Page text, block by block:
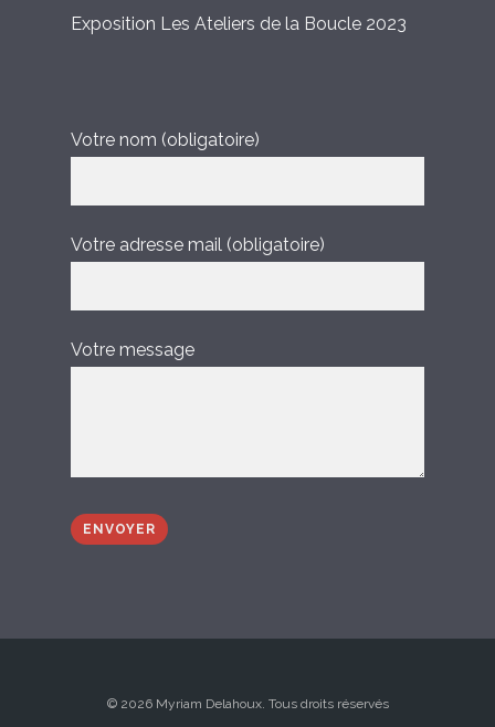
Exposition Les Ateliers de la Boucle 2023
Votre nom (obligatoire)
Votre adresse mail (obligatoire)
Votre message
© 2026 Myriam Delahoux. Tous droits réservés